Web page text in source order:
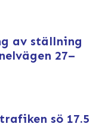
av ställning
27–
sö 17.5